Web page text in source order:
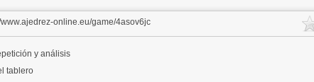
www.ajedrez-online.eu/game/4asov6jc
y análisis
tablero